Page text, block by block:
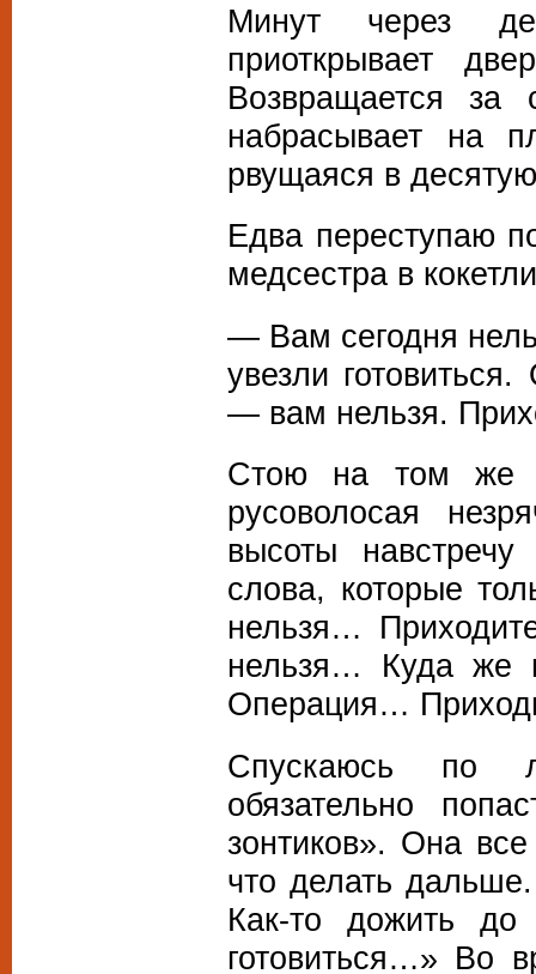
Минут через
приоткрывает
Возвращается за
набрасывает на
рвущаяся в
Едва переступаю
медсестра в
— Вам сегодня
увезли
— вам нельзя.
Стою на том же
русоволосая
высоты
слова, которые
нельзя…
нельзя… Куда же
Операция…
Спускаюсь по
обязательно
зонтиков». Она
что делать
Как-то дожить до
готовиться…» Во